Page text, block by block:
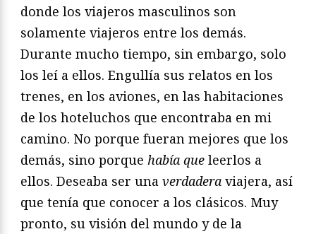
donde los viajeros masculinos son
solamente viajeros entre los demás.
Durante mucho tiempo, sin embargo, solo
los leí a ellos. Engullía sus relatos en los
trenes, en los aviones, en las habitaciones
de los hoteluchos que encontraba en mi
camino. No porque fueran mejores que los
demás, sino porque había que leerlos a
ellos. Deseaba ser una verdadera viajera, así
que tenía que conocer a los clásicos. Muy
pronto, su visión del mundo y de la